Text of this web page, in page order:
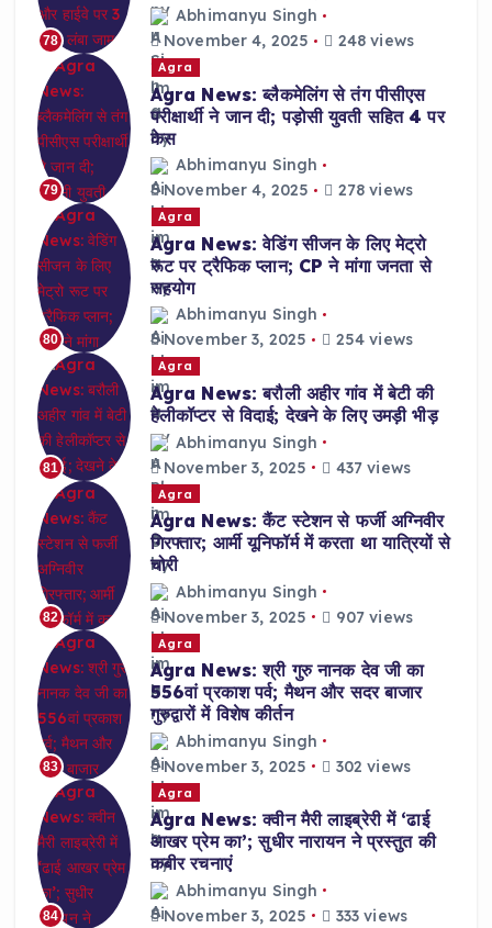
78
Abhimanyu Singh
November 4, 2025
248 views
79
Agra
Agra News: ब्लैकमेलिंग से तंग पीसीएस
परीक्षार्थी ने जान दी; पड़ोसी युवती सहित 4 पर
केस
Abhimanyu Singh
November 4, 2025
278 views
80
Agra
Agra News: वेडिंग सीजन के लिए मेट्रो
रूट पर ट्रैफिक प्लान; CP ने मांगा जनता से
सहयोग
Abhimanyu Singh
November 3, 2025
254 views
81
Agra
Agra News: बरौली अहीर गांव में बेटी की
हेलीकॉप्टर से विदाई; देखने के लिए उमड़ी भीड़
Abhimanyu Singh
November 3, 2025
437 views
82
Agra
Agra News: कैंट स्टेशन से फर्जी अग्निवीर
गिरफ्तार; आर्मी यूनिफॉर्म में करता था यात्रियों से
चोरी
Abhimanyu Singh
November 3, 2025
907 views
83
Agra
Agra News: श्री गुरु नानक देव जी का
556वां प्रकाश पर्व; मैथन और सदर बाजार
गुरुद्वारों में विशेष कीर्तन
Abhimanyu Singh
November 3, 2025
302 views
84
Agra
Agra News: क्वीन मैरी लाइब्रेरी में ‘ढाई
आखर प्रेम का’; सुधीर नारायन ने प्रस्तुत की
कबीर रचनाएं
Abhimanyu Singh
November 3, 2025
333 views